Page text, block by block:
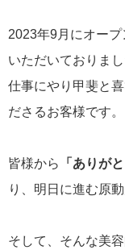
2023年9月にオー
いただいておりま
仕事にやり甲斐と
ださるお客様です。
皆様から 「ありがと
り、明日に進む原
そして、そんな美